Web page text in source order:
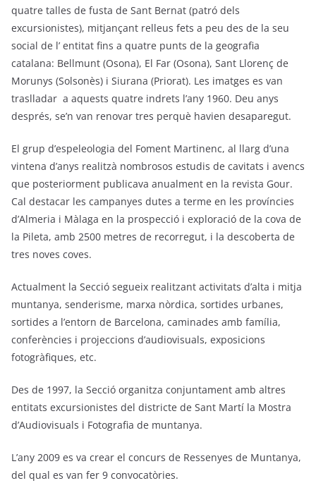
quatre talles de fusta de Sant Bernat (patró dels
excursionistes), mitjançant relleus fets a peu des de la seu
social de l’ entitat fins a quatre punts de la geografia
catalana: Bellmunt (Osona), El Far (Osona), Sant Llorenç de
Morunys (Solsonès) i Siurana (Priorat). Les imatges es van
traslladar a aquests quatre indrets l’any 1960. Deu anys
després, se’n van renovar tres perquè havien desaparegut.
El grup d’espeleologia del Foment Martinenc, al llarg d’una
vintena d’anys realitzà nombrosos estudis de cavitats i avencs
que posteriorment publicava anualment en la revista Gour.
Cal destacar les campanyes dutes a terme en les províncies
d’Almeria i Màlaga en la prospecció i exploració de la cova de
la Pileta, amb 2500 metres de recorregut, i la descoberta de
tres noves coves.
Actualment la Secció segueix realitzant activitats d’alta i mitja
muntanya, senderisme, marxa nòrdica, sortides urbanes,
sortides a l’entorn de Barcelona, caminades amb família,
conferències i projeccions d’audiovisuals, exposicions
fotogràfiques, etc.
Des de 1997, la Secció organitza conjuntament amb altres
entitats excursionistes del districte de Sant Martí la Mostra
d’Audiovisuals i Fotografia de muntanya.
L’any 2009 es va crear el concurs de Ressenyes de Muntanya,
del qual es van fer 9 convocatòries.